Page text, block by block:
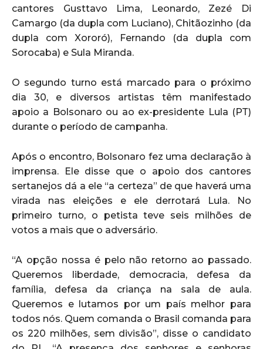
cantores Gusttavo Lima, Leonardo, Zezé Di
Camargo (da dupla com Luciano), Chitãozinho (da
dupla com Xororó), Fernando (da dupla com
Sorocaba) e Sula Miranda.
O segundo turno está marcado para o próximo
dia 30, e diversos artistas têm manifestado
apoio a Bolsonaro ou ao ex-presidente Lula (PT)
durante o período de campanha.
Após o encontro, Bolsonaro fez uma declaração à
imprensa. Ele disse que o apoio dos cantores
sertanejos dá a ele “a certeza” de que haverá uma
virada nas eleições e ele derrotará Lula. No
primeiro turno, o petista teve seis milhões de
votos a mais que o adversário.
“A opção nossa é pelo não retorno ao passado.
Queremos liberdade, democracia, defesa da
família, defesa da criança na sala de aula.
Queremos e lutamos por um país melhor para
todos nós. Quem comanda o Brasil comanda para
os 220 milhões, sem divisão”, disse o candidato